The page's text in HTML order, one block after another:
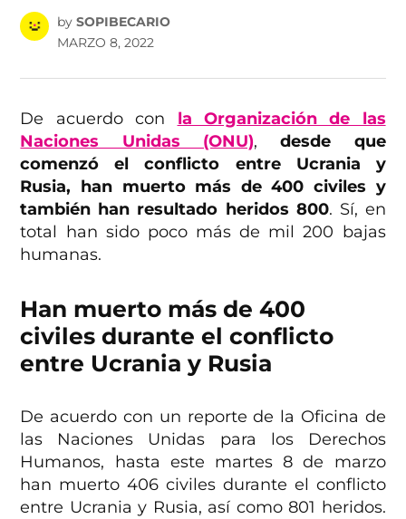
by SOPIBECARIO
MARZO 8, 2022
De acuerdo con la Organización de las
Naciones Unidas (ONU),desde que
comenzó el conflicto entre Ucrania y
Rusia, han muerto más de 400 civiles y
también han resultado heridos 800. Sí, en
total han sido poco más de mil 200 bajas
humanas.
Han muerto más de 400
civiles durante el conflicto
entre Ucrania y Rusia
De acuerdo con un reporte de la Oficina de
las Naciones Unidas para los Derechos
Humanos, hasta este martes 8 de marzo
han muerto 406 civiles durante el conflicto
entre Ucrania y Rusia, así como 801 heridos.